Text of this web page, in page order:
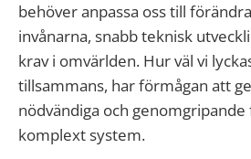
behöver anpassa oss till
invånarna, snabb teknisk
krav i omvärlden. Hur väl vi
tillsammans, har förmågan att
nödvändiga och
komplext system.